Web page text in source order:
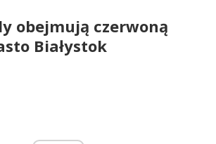
obejmują czerwoną
Białystok